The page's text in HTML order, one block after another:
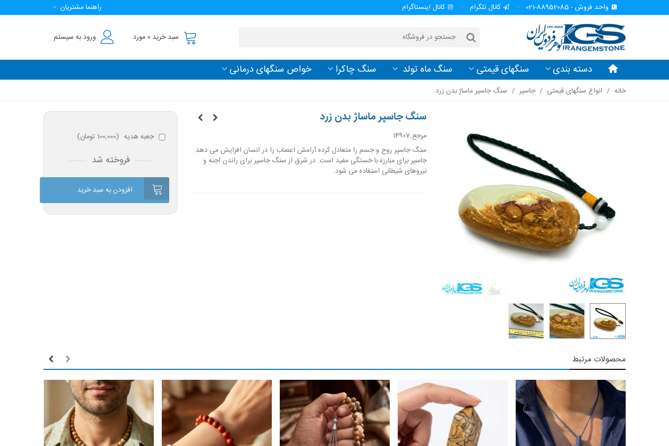
واحد فروش - 88952085-021 کانال تلگرام کانال اینستاگرام راهنما مشتریان
سبد خرید 0 مورد ورود به سیستم
دسته بندی سنگهای قیمتی سنگ ماه تولد سنگ چاکرا خواص سنگهای درمانی
خانه / انواع سنگهای قیمتی / جاسپر / سنگ جاسپر ماساژ بدن زرد
سنگ جاسپر ماساژ بدن زرد
مرجع:14907
سنگ جاسپر روح و جسم را متعادل کرده آرامش اعصاب را در انسان افزایش می دهد.
جاسپر برای مبارزه با خستگی مفید است. در شرق از سنگ جاسپر برای راندن اجنه و
نیروهای شیطانی استفاده می شود.
جعبه هدیه (100,000 تومان )
فروخته شد
افزودن به سبد خرید
محصولات مرتبط